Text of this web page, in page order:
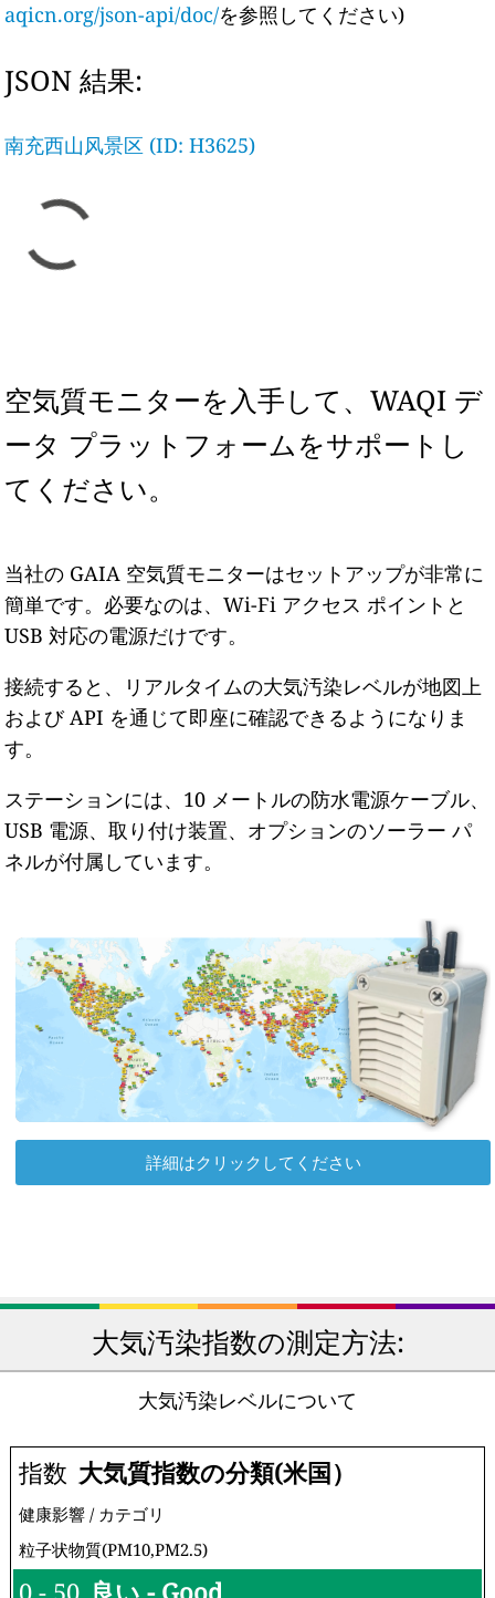
aqicn.org/json-api/doc/を参照してください)
JSON 結果:
南充西山风景区 (ID: H3625)
空気質モニターを入手して、WAQI デ
ータ プラットフォームをサポートし
てください。
当社の GAIA 空気質モニターはセットアップが非常に
簡単です。必要なのは、Wi-Fi アクセス ポイントと
USB 対応の電源だけです。
接続すると、リアルタイムの大気汚染レベルが地図上
および API を通じて即座に確認できるようになりま
す。
ステーションには、10 メートルの防水電源ケーブル、
USB 電源、取り付け装置、オプションのソーラー パ
ネルが付属しています。
詳細はクリックしてください
大気汚染指数の測定方法:
大気汚染レベルについて
指数 大気質指数の分類(米国）
健康影響 / カテゴリ
粒子状物質(PM10,PM2.5)